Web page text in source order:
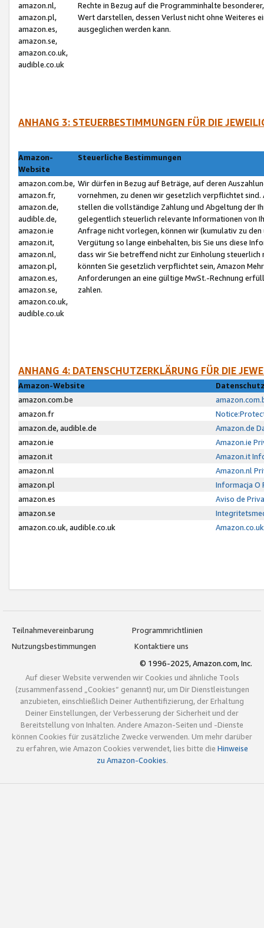
amazon.nl,
amazon.pl,
amazon.es,
amazon.se,
amazon.co.uk,
audible.co.uk
Rechte in Bezug auf die Programminhalte
Wert darstellen, dessen Verlust nicht ohne Weiteres
ausgeglichen werden kann.
ANHANG 3: STEUERBESTIMMUNGEN FÜR DIE
Amazon-
Website
Steuerliche Bestimmungen
amazon.com.be,
amazon.fr,
amazon.de,
audible.de,
amazon.ie
amazon.it,
amazon.nl,
amazon.pl,
amazon.es,
amazon.se,
amazon.co.uk,
audible.co.uk
Wir dürfen in Bezug auf Beträge, auf deren
vornehmen, zu denen wir gesetzlich verpflichtet
stellen die vollständige Zahlung und Abgeltung der
gelegentlich steuerlich relevante Informationen von
Anfrage nicht vorlegen, können wir (kumulativ zu
Vergütung so lange einbehalten, bis Sie uns diese
dass wir Sie betreffend nicht zur Einholung
könnten Sie gesetzlich verpflichtet sein, Amazon
Anforderungen an eine gültige MwSt.-Rechnung
zahlen.
ANHANG 4: DATENSCHUTZERKLÄRUNG FÜR DIE
Amazon-Website
amazon.com.be
amazon.fr
amazon.de, audible.de
Amazon.de
amazon.ie
Amazon.ie
amazon.it
Amazon.it
amazon.nl
Amazon.nl
amazon.pl
Informacja O
amazon.es
Aviso de
amazon.se
amazon.co.uk, audible.co.uk
Teilnahmevereinbarung
Programmrichtlinien
Nutzungsbestimmungen
Kontaktiere uns
© 1996-2025, Amazon.com, Inc.
Auf dieser Website verwenden wir Cookies und ähnliche Tools
(zusammenfassend „Cookies“ genannt) nur, um Dir Dienstleistungen
anzubieten, einschließlich Deiner Authentifizierung, der Erhaltung
Deiner Einstellungen, der Verbesserung der Sicherheit und der
Bereitstellung von Inhalten. Andere Amazon-Seiten und -Dienste
können Cookies für zusätzliche Zwecke verwenden. Um mehr darüber
zu erfahren, wie Amazon Cookies verwendet, lies bitte die Hinweise
zu Amazon-Cookies.